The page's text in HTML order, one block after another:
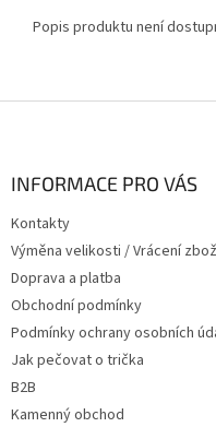
Popis produktu není
INFORMACE PRO VÁS
Kontakty
Výměna velikosti / Vrácení
Doprava a platba
Obchodní podmínky
Podmínky ochrany osobních
Jak pečovat o trička
B2B
Kamenný obchod